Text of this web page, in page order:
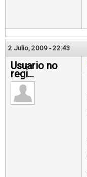
2 Julio, 2009 - 22:43
Usuario no
regi...